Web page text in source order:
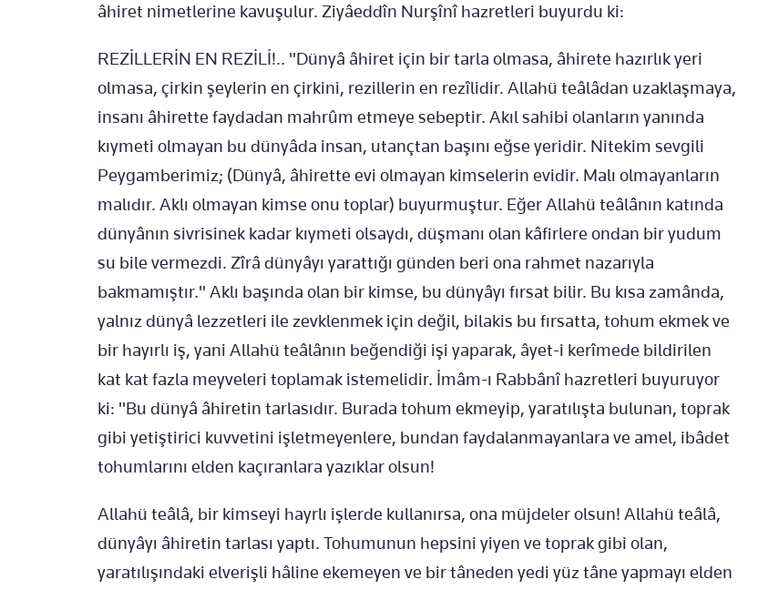
âhiret nimetlerine kavuşulur. Ziyâeddîn Nurşînî hazretleri buyurdu ki:
REZİLLERİN EN REZİLİ!.. "Dünyâ âhiret için bir tarla olmasa, âhirete hazırlık yeri
olmasa, çirkin şeylerin en çirkini, rezillerin en rezîlidir. Allahü teâlâdan uzaklaşmaya,
insanı âhirette faydadan mahrûm etmeye sebeptir. Akıl sahibi olanların yanında
kıymeti olmayan bu dünyâda insan, utançtan başını eğse yeridir. Nitekim sevgili
Peygamberimiz; (Dünyâ, âhirette evi olmayan kimselerin evidir. Malı olmayanların
malıdır. Aklı olmayan kimse onu toplar) buyurmuştur. Eğer Allahü teâlânın katında
dünyânın sivrisinek kadar kıymeti olsaydı, düşmanı olan kâfirlere ondan bir yudum
su bile vermezdi. Zîrâ dünyâyı yarattığı günden beri ona rahmet nazarıyla
bakmamıştır." Aklı başında olan bir kimse, bu dünyâyı fırsat bilir. Bu kısa zamânda,
yalnız dünyâ lezzetleri ile zevklenmek için değil, bilakis bu fırsatta, tohum ekmek ve
bir hayırlı iş, yani Allahü teâlânın beğendiği işi yaparak, âyet-i kerîmede bildirilen
kat kat fazla meyveleri toplamak istemelidir. İmâm-ı Rabbânî hazretleri buyuruyor
ki: "Bu dünyâ âhiretin tarlasıdır. Burada tohum ekmeyip, yaratılışta bulunan, toprak
gibi yetiştirici kuvvetini işletmeyenlere, bundan faydalanmayanlara ve amel, ibâdet
tohumlarını elden kaçıranlara yazıklar olsun!
Allahü teâlâ, bir kimseyi hayrlı işlerde kullanırsa, ona müjdeler olsun! Allahü teâlâ,
dünyâyı âhiretin tarlası yaptı. Tohumunun hepsini yiyen ve toprak gibi olan,
yaratılışındaki elverişli hâline ekemeyen ve bir tâneden yedi yüz tâne yapmayı elden